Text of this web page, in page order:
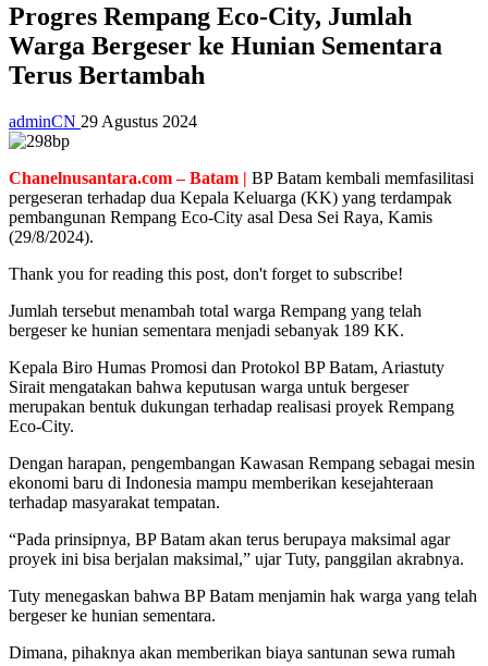
Progres Rempang Eco-City, Jumlah
Warga Bergeser ke Hunian Sementara
Terus Bertambah
adminCN 29 Agustus 2024
Chanelnusantara.com – Batam | BP Batam kembali memfasilitasi
pergeseran terhadap dua Kepala Keluarga (KK) yang terdampak
pembangunan Rempang Eco-City asal Desa Sei Raya, Kamis
(29/8/2024).
Thank you for reading this post, don't forget to subscribe!
Jumlah tersebut menambah total warga Rempang yang telah
bergeser ke hunian sementara menjadi sebanyak 189 KK.
Kepala Biro Humas Promosi dan Protokol BP Batam, Ariastuty
Sirait mengatakan bahwa keputusan warga untuk bergeser
merupakan bentuk dukungan terhadap realisasi proyek Rempang
Eco-City.
Dengan harapan, pengembangan Kawasan Rempang sebagai mesin
ekonomi baru di Indonesia mampu memberikan kesejahteraan
terhadap masyarakat tempatan.
“Pada prinsipnya, BP Batam akan terus berupaya maksimal agar
proyek ini bisa berjalan maksimal,” ujar Tuty, panggilan akrabnya.
Tuty menegaskan bahwa BP Batam menjamin hak warga yang telah
bergeser ke hunian sementara.
Dimana, pihaknya akan memberikan biaya santunan sewa rumah